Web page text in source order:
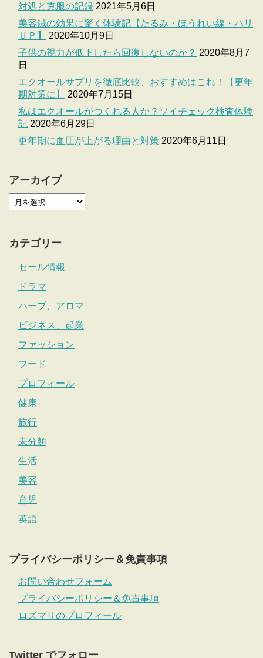
対処と克服の記録 2021年5月6日
美容鍼の効果に驚く体験記【たるみ・ほうれい線・ハリ
ＵＰ】
2020年10月9日
子供の視力が低下したら回復しないのか？ 2020年8月7
日
エクオールサプリを徹底比較、おすすめはこれ！【更年
期対策に】
2020年7月15日
私はエクオールがつくれる人か？ソイチェック検査体験
記 2020年6月29日
更年期に血圧が上がる理由と対策 2020年6月11日
アーカイブ
カテゴリー
セール情報
ドラマ
ハーブ、アロマ
ビジネス、起業
ファッション
フード
プロフィール
健康
旅行
未分類
生活
美容
育児
英語
プライバシーポリシー＆免責事項
お問い合わせフォーム
プライバシーポリシー＆免責事項
ロズマリのプロフィール
Twitter でフォロー